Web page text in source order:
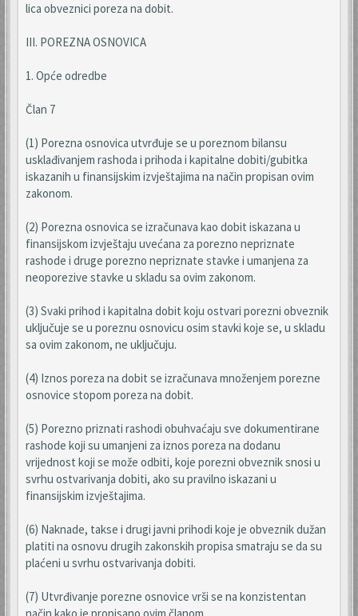
lica obveznici poreza na dobit.
III. POREZNA OSNOVICA
1. Opće odredbe
Član 7
(1) Porezna osnovica utvrđuje se u poreznom bilansu
usklađivanjem rashoda i prihoda i kapitalne dobiti/gubitka
iskazanih u finansijskim izvještajima na način propisan ovim
zakonom.
(2) Porezna osnovica se izračunava kao dobit iskazana u
finansijskom izvještaju uvećana za porezno nepriznate
rashode i druge porezno nepriznate stavke i umanjena za
neoporezive stavke u skladu sa ovim zakonom.
(3) Svaki prihod i kapitalna dobit koju ostvari porezni obveznik
uključuje se u poreznu osnovicu osim stavki koje se, u skladu
sa ovim zakonom, ne uključuju.
(4) Iznos poreza na dobit se izračunava množenjem porezne
osnovice stopom poreza na dobit.
(5) Porezno priznati rashodi obuhvaćaju sve dokumentirane
rashode koji su umanjeni za iznos poreza na dodanu
vrijednost koji se može odbiti, koje porezni obveznik snosi u
svrhu ostvarivanja dobiti, ako su pravilno iskazani u
finansijskim izvještajima.
(6) Naknade, takse i drugi javni prihodi koje je obveznik dužan
platiti na osnovu drugih zakonskih propisa smatraju se da su
plaćeni u svrhu ostvarivanja dobiti.
(7) Utvrđivanje porezne osnovice vrši se na konzistentan